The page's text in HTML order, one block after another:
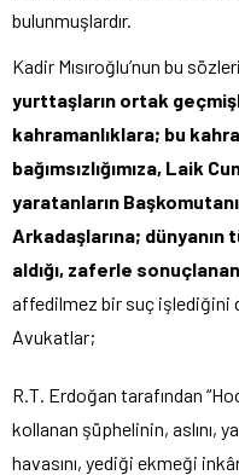
bulunmuşlardır.
Kadir Mısıroğlu’nun bu
yurttaşların ortak
kahramanlıklara; bu
bağımsızlığımıza, Laik
yaratanların
Arkadaşlarına; dünyanın
aldığı, zaferle
affedilmez bir suç işlediğini
Avukatlar;
R.T. Erdoğan tarafından
kollanan şüphelinin, aslını,
havasını, yediği ekmeği